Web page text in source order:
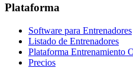
Plataforma
Software para Entrenadores
Listado de Entrenadores
Plataforma Entrenamiento
Precios